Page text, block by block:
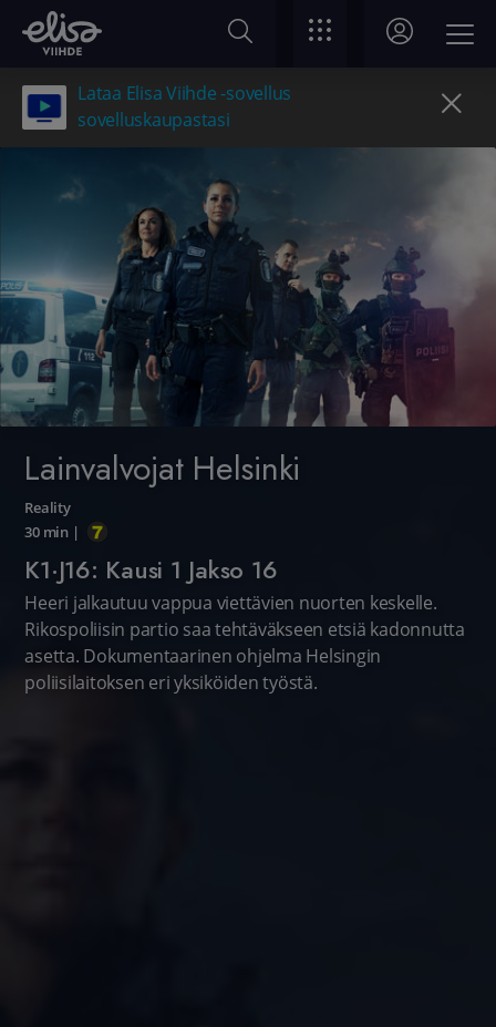
Lataa Elisa Viihde -sovellus
sovelluskaupastasi
Lainvalvojat Helsinki
Reality
30 min|
K1·J16: Kausi 1 Jakso 16
Heeri jalkautuu vappua viettävien nuorten keskelle.
Rikospoliisin partio saa tehtäväkseen etsiä kadonnutta
asetta. Dokumentaarinen ohjelma Helsingin
poliisilaitoksen eri yksiköiden työstä.